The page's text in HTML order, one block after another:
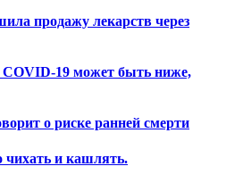
продажу лекарств через
COVID-19 может быть ниже,
о риске ранней смерти
чихать и кашлять.